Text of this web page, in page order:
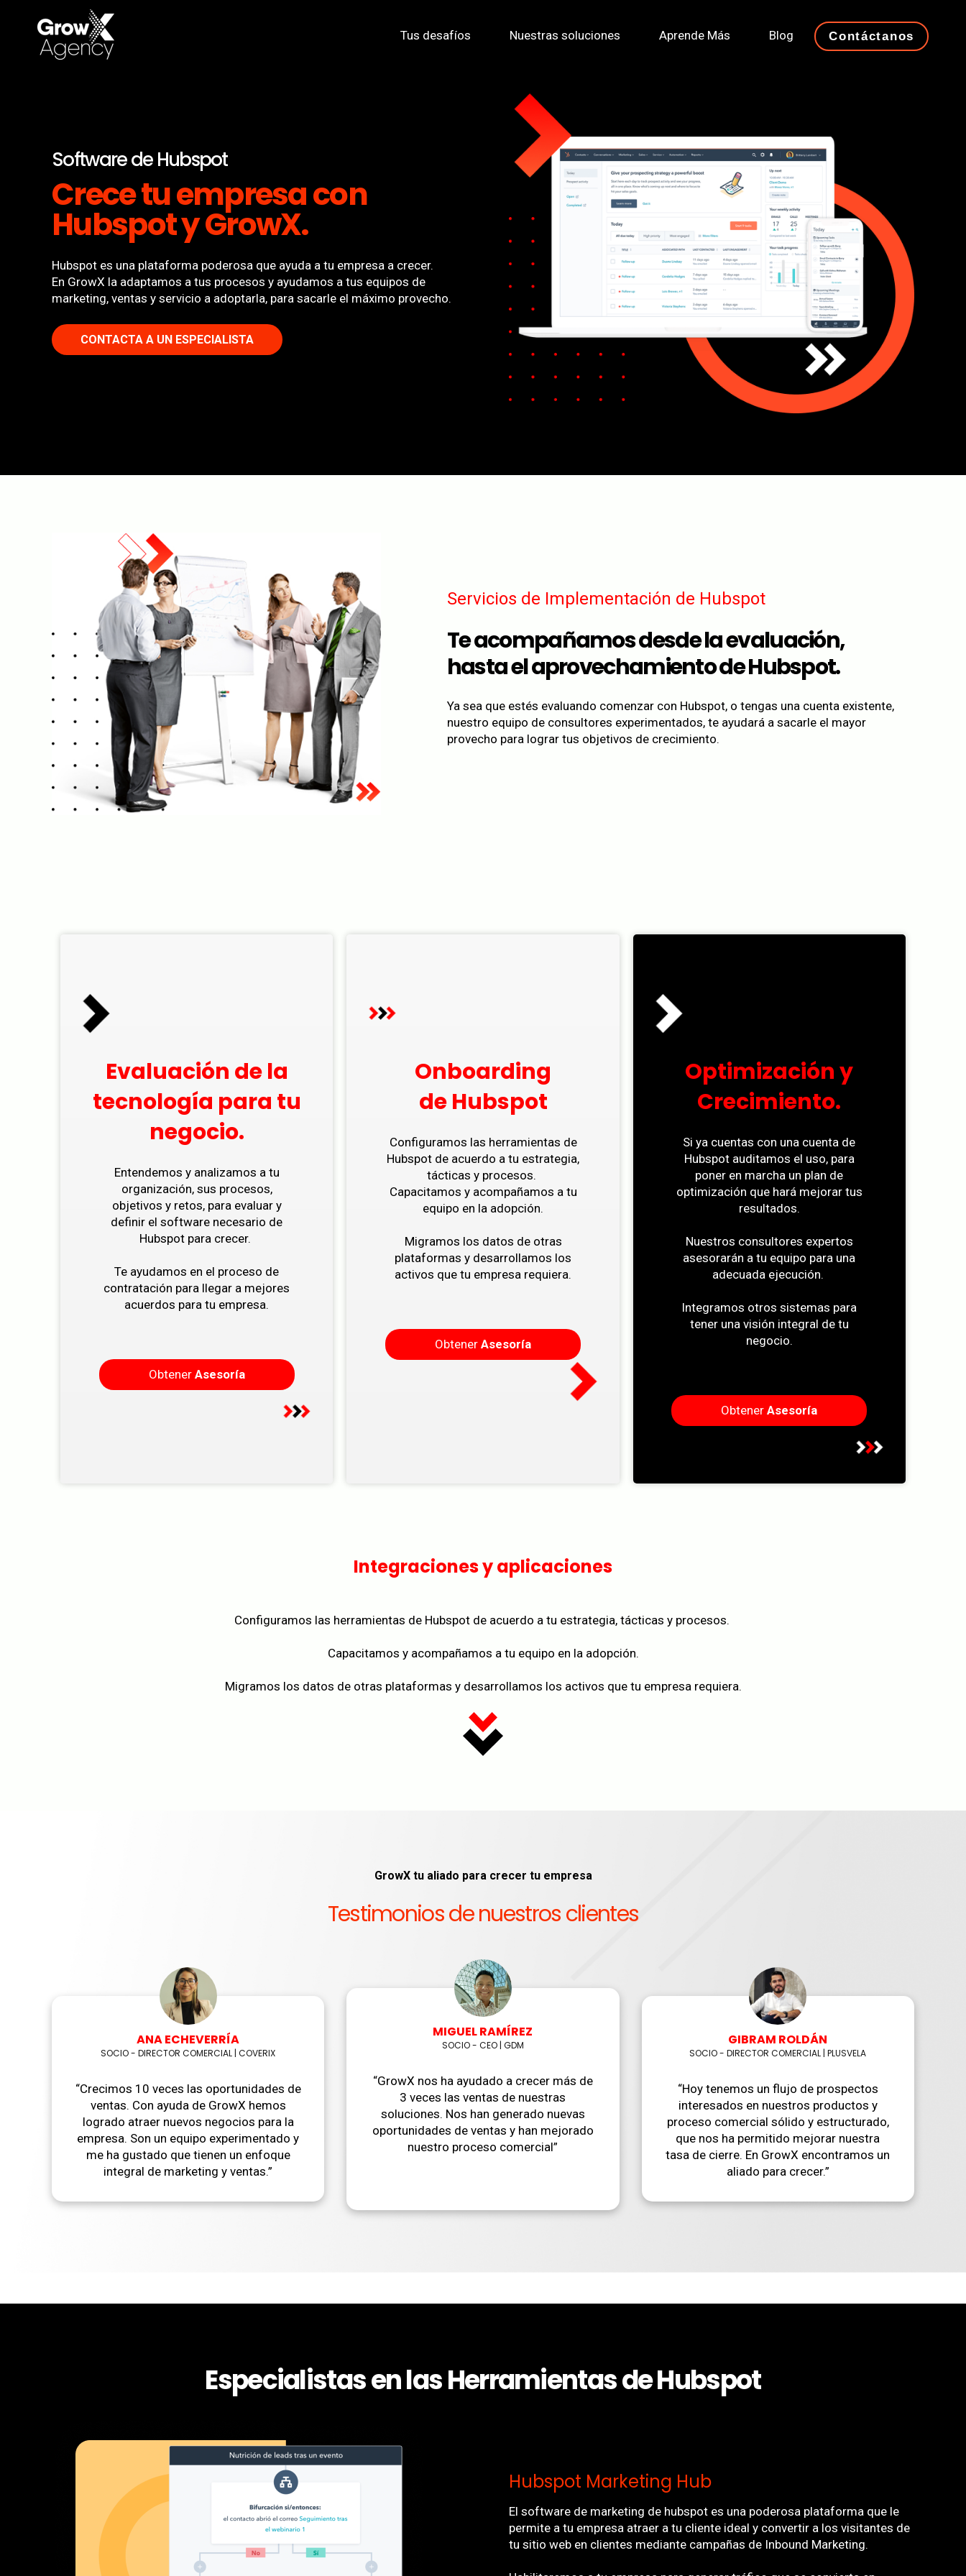
Tus desafíos Nuestras soluciones Aprende Más Blog Contáctanos
Software de Hubspot
Crece tu empresa con
Hubspot y GrowX.
Hubspot es una plataforma poderosa que ayuda a tu empresa a crecer.
En GrowX la adaptamos a tus procesos y ayudamos a tus equipos de
marketing, ventas y servicio a adoptarla, para sacarle el máximo provecho.
CONTACTA A UN ESPECIALISTA
Servicios de Implementación de Hubspot
Te acompañamos desde la evaluación,
hasta el aprovechamiento de Hubspot.
Ya sea que estés evaluando comenzar con Hubspot, o tengas una cuenta existente,
nuestro equipo de consultores experimentados, te ayudará a sacarle el mayor
provecho para lograr tus objetivos de crecimiento.
Evaluación de la
tecnología para tu
negocio.
Entendemos y analizamos a tu
organización, sus procesos,
objetivos y retos, para evaluar y
definir el software necesario de
Hubspot para crecer.
Te ayudamos en el proceso de
contratación para llegar a mejores
acuerdos para tu empresa.
Obtener Asesoría
Onboarding
de Hubspot
Configuramos las herramientas de
Hubspot de acuerdo a tu estrategia,
tácticas y procesos.
Capacitamos y acompañamos a tu
equipo en la adopción.
Migramos los datos de otras
plataformas y desarrollamos los
activos que tu empresa requiera.
Obtener Asesoría
Optimización y
Crecimiento.
Si ya cuentas con una cuenta de
Hubspot auditamos el uso, para
poner en marcha un plan de
optimización que hará mejorar tus
resultados.
Nuestros consultores expertos
asesorarán a tu equipo para una
adecuada ejecución.
Integramos otros sistemas para
tener una visión integral de tu
negocio.
ObtenerAsesoría
Integraciones y aplicaciones
Configuramos las herramientas de Hubspot de acuerdo a tu estrategia, tácticas y procesos.
Capacitamos y acompañamos a tu equipo en la adopción.
Migramos los datos de otras plataformas y desarrollamos los activos que tu empresa requiera.
GrowX tu aliado para crecer tu empresa
Testimonios de nuestros clientes
ANA ECHEVERRÍA
SOCIO - DIRECTOR COMERCIAL | COVERIX
“Crecimos 10 veces las oportunidades de
ventas. Con ayuda de GrowX hemos
logrado atraer nuevos negocios para la
empresa. Son un equipo experimentado y
me ha gustado que tienen un enfoque
integral de marketing y ventas.”
MIGUEL RAMÍREZ
SOCIO - CEO | GDM
“GrowX nos ha ayudado a crecer más de
3 veces las ventas de nuestras
soluciones. Nos han generado nuevas
oportunidades de ventas y han mejorado
nuestro proceso comercial”
GIBRAM ROLDÁN
SOCIO - DIRECTOR COMERCIAL | PLUSVELA
“Hoy tenemos un flujo de prospectos
interesados en nuestros productos y
proceso comercial sólido y estructurado,
que nos ha permitido mejorar nuestra
tasa de cierre. En GrowX encontramos un
aliado para crecer.”
Especialistas en las Herramientas de Hubspot
Hubspot Marketing Hub
El software de marketing de hubspot es una poderosa plataforma que le
permite a tu empresa atraer a tu cliente ideal y convertir a los visitantes de
tu sitio web en clientes mediante campañas de Inbound Marketing.